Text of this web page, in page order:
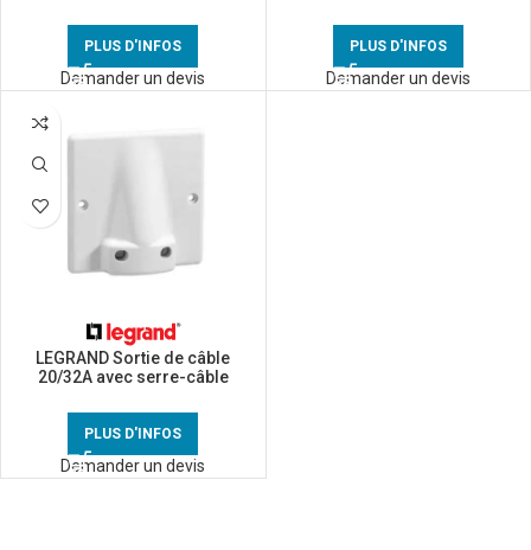
PLUS D'INFOS
Demander un devis
PLUS D'INFOS
Demander un devis
LEGRAND Sortie de câble
20/32A avec serre-câble
PLUS D'INFOS
Demander un devis